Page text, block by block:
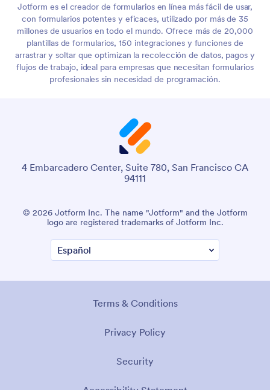
Jotform es el creador de formularios en línea más fácil de usar,
con formularios potentes y eficaces, utilizado por más de 35
millones de usuarios en todo el mundo. Ofrece más de 20,000
plantillas de formularios, 150 integraciones y funciones de
arrastrar y soltar que optimizan la recolección de datos, pagos y
flujos de trabajo, ideal para empresas que necesitan formularios
profesionales sin necesidad de programación.
4 Embarcadero Center, Suite 780, San Francisco CA
94111
© 2026 Jotform Inc. The name "Jotform" and the Jotform
logo are registered trademarks of Jotform Inc.
Terms & Conditions
Privacy Policy
Security